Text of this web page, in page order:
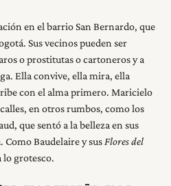
en el barrio San Bernardo, que
Sus vecinos pueden ser
o prostitutas o cartoneros y a
Ella convive, ella mira, ella
con el alma primero. Maricielo
en otros rumbos, como los
que sentó a la belleza en sus
Baudelaire y sus Flores del
lo grotesco.